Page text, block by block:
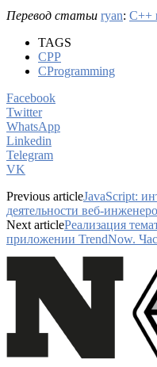
Перевод статьи ryan: C++
TAGS
CPP
CProgramming
Facebook
Twitter
WhatsApp
Linkedin
Telegram
VK
Previous articleJavaScript:
деятельности веб-
Next articleРеализация
приложении TrendNow.